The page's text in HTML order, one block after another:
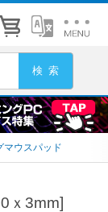
マウスパッド
ｘ3mm]